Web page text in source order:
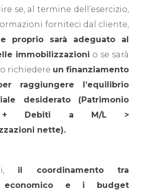
se, al termine dell’esercizio,
forniteci dal cliente,
proprio sarà adeguato al
immobilizzazioni o se sarà
richiedere un finanziamento
raggiungere l’equilibrio
desiderato (Patrimonio
+ Debiti a M/L >
nette).
il coordinamento tra
economico e i budget